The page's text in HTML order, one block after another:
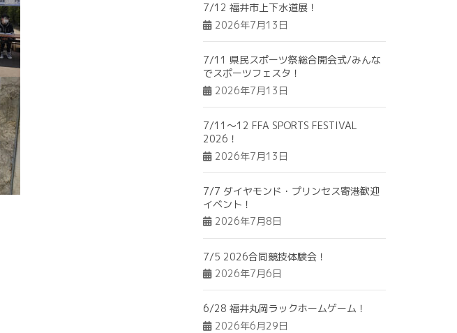
7/12 福井市上下水道展！
2026年7月13日
7/11 県民スポーツ祭総合開会式/みんな
でスポーツフェスタ！
2026年7月13日
7/11～12 FFA SPORTS FESTIVAL
2026！
2026年7月13日
7/7 ダイヤモンド・プリンセス寄港歓迎
イベント！
2026年7月8日
7/5 2026合同競技体験会！
2026年7月6日
6/28 福井丸岡ラックホームゲーム！
2026年6月29日